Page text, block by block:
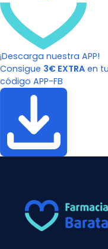
¡Descarga nuestra APP!
Consigue 3€ EXTRA en
código APP-FB